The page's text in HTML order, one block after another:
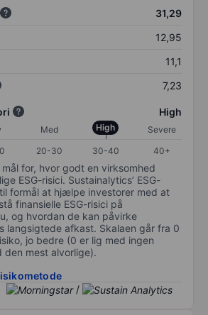
31,29
12,95
11,1
7,23
High
Med High
Severe
20-30 30-40 40+
mål for, hvor godt en virksomhed
ESG-risici. Sustainalytics’ ESG-
formål at hjælpe investorer med at
finansielle ESG-risici på
og hvordan de kan påvirke
langsigtede afkast. Skalaen går fra 0
jo bedre (0 er lig med ingen
den mest alvorlige).
/